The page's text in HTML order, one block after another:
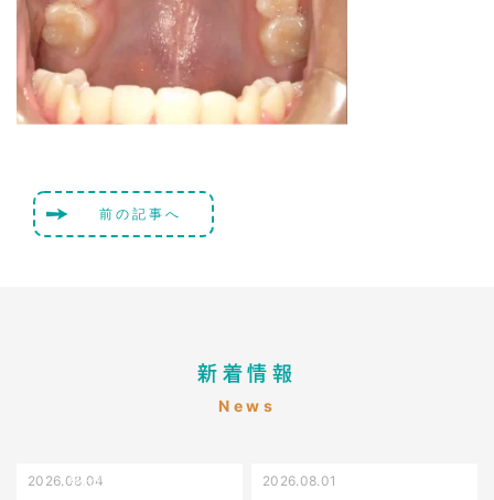
前の記事へ
新着情報
News
受け口（しゃくれている）
2026.08.04 2026.08.01